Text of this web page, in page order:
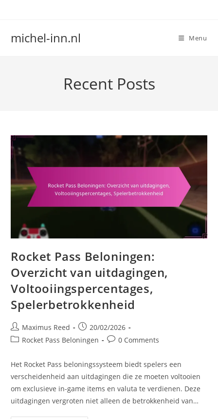
michel-inn.nl Menu
Recent Posts
Rocket Pass Beloningen:
Overzicht van uitdagingen,
Voltooiingspercentages,
Spelerbetrokkenheid
Post
author:
Maximus Reed
Post
published:
20/02/2026
PostRocket Pass Beloningen
Post0 Comments
Het Rocket Pass beloningssysteem biedt spelers een
verscheidenheid aan uitdagingen die ze moeten voltooien
om exclusieve in-game items en valuta te verdienen. Deze
uitdagingen vergroten niet alleen de betrokkenheid van…